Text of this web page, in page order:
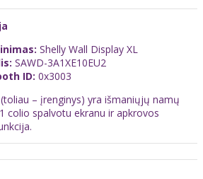
Shelly Wall Display XL
SAWD-3A1XE10EU2
ID: 0x3003
(toliau – įrenginys) yra išmaniųjų namų
colio spalvotu ekranu ir apkrovos